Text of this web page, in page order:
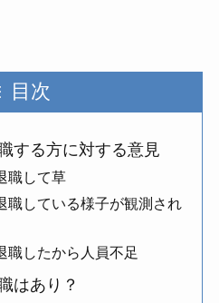
目次
する方に対する意見
職して草
職している様子が観測され
職したから人員不足
はあり？